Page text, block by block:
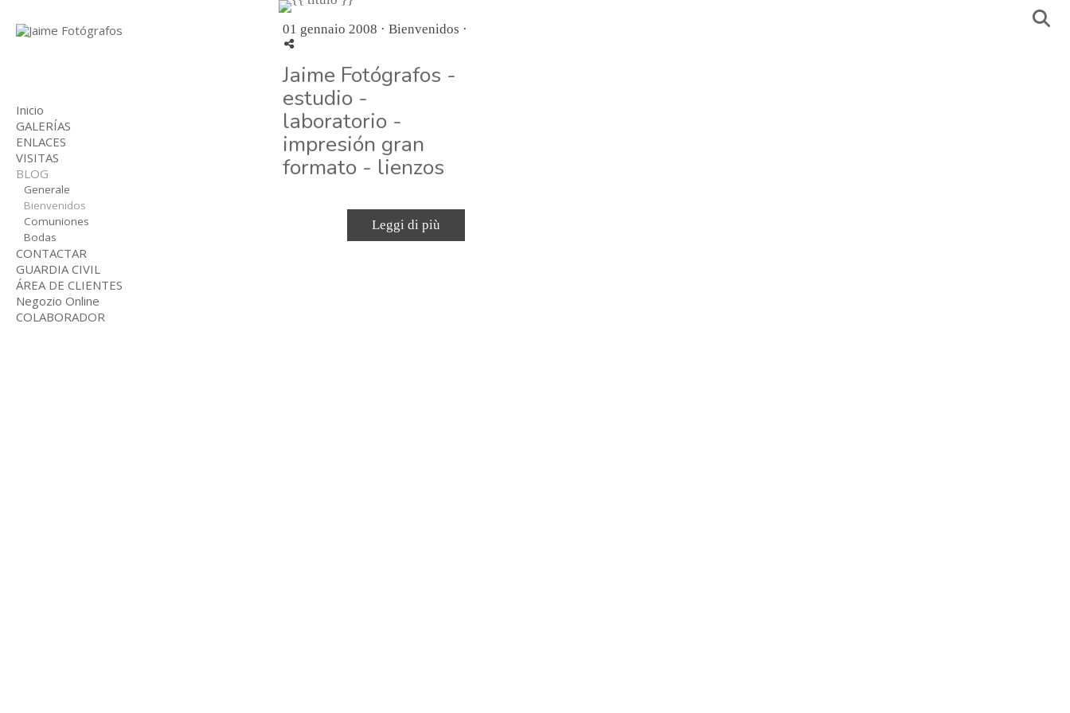
Inicio
GALERÍAS
BODAS
COMUNIONES
NIÑOS
INDUSTRIAL
ENLACES
VISITAS
BLOG
Generale
Bienvenidos
Comuniones
Bodas
CONTACTAR
GUARDIA CIVIL
ÁREA DE CLIENTES
Negozio Online
COLABORADOR
01 gennaio 2008 · Bienvenidos ·
Jaime Fotógrafos -
estudio -
laboratorio -
impresión gran
formato - lienzos
Leggi di più